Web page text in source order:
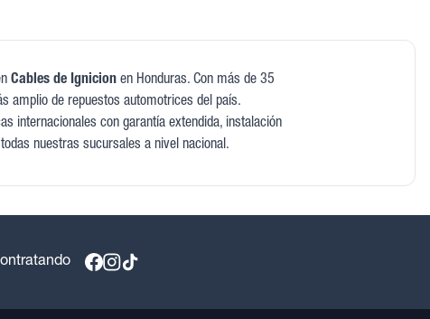
Cables de Ignicionen Honduras. Con más de 35
amplio de repuestos automotrices del país.
internacionales con garantía extendida, instalación
nuestras sucursales a nivel nacional.